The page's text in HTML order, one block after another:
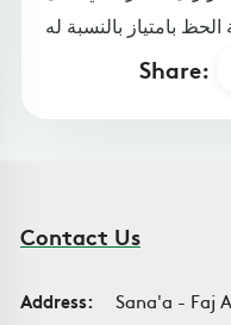
Share:
Contact Us
Address:
Sana'a - Faj